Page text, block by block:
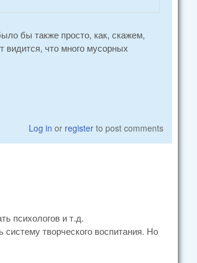
бы также просто, как, скажем,
что много мусорных
Log in or register to post comments
психологов и т.д.
творческого воспитания. Но